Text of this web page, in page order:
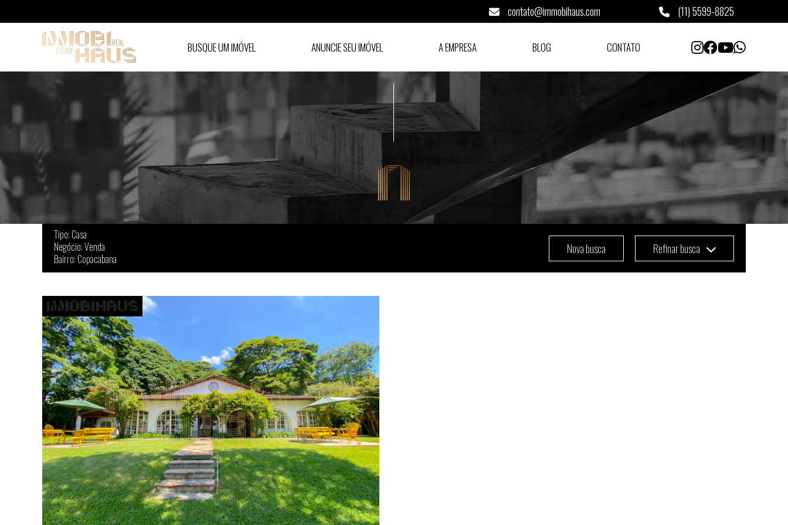
contato@immobihaus.com (11) 5599-8825
BUSQUE UM IMÓVEL ANUNCIE SEU IMÓVEL A EMPRESA BLOG CONTATO
Casa à venda em Copacabana - São Paulo
Tipo: Casa
Negócio: Venda
Bairro: Copacabana
Nova busca Refinar busca